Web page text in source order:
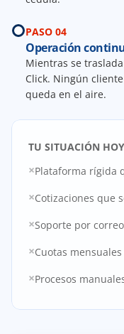
PASO 04
Operación
Mientras se
Click. Ningún
queda en el aire.
TU SITUACIÓN HOY
×Plataforma rígida
×Cotizaciones que
×Soporte por
×Cuotas
×Procesos